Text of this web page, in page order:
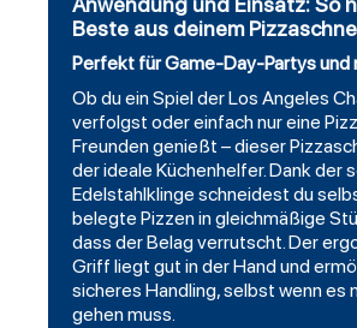
Beste aus deinem
Perfekt für Game-Day-Partys und
Ob du ein Spiel der Los Angeles
verfolgst oder einfach nur eine
Freunden genießt – dieser
der ideale Küchenhelfer. Dank der
Edelstahlklinge schneidest du
belegte Pizzen in gleichmäßige
dass der Belag verrutscht. Der
Griff liegt gut in der Hand und
sicheres Handling, selbst wenn es
gehen muss.